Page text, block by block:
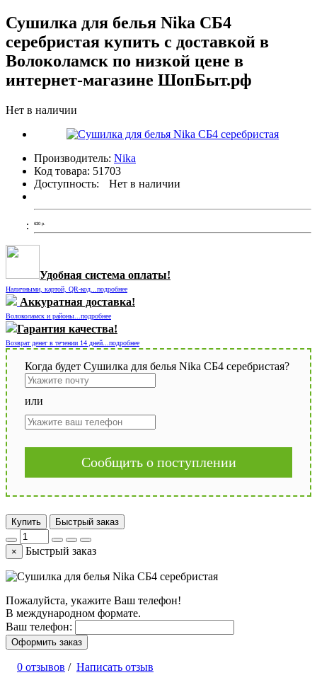
Сушилка для белья Nika СБ4
серебристая купить с доставкой в
Волоколамск по низкой цене в
интернет-магазине ШопБыт.рф
Нет в наличии
Производитель: Nika
Код товара: 51703
Доступность:
Нет в наличии
630 р.
Удобная система оплаты!
Наличными, картой, QR-код...подробнее
Аккуратная доставка!
Волоколамск и районы...подробнее
Гарантия качества!
Возврат денег в течении 14 дней...подробнее
Когда будет Сушилка для белья Nika СБ4 серебристая?
или
Сообщить о поступлении
Купить Быстрый заказ
× Быстрый заказ
Пожалуйста, укажите Ваш телефон!
В международном формате.
Ваш телефон:
Оформить заказ
0 отзывов / Написать отзыв